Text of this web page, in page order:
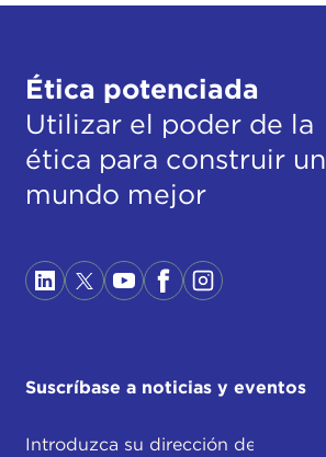
Ética potenciada
Utilizar el poder de la
ética para construir un
mundo mejor
Suscríbase a noticias y eventos